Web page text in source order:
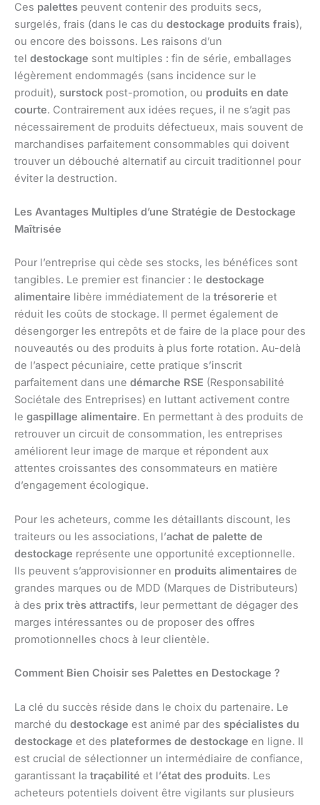
Ces palettes peuvent contenir des produits secs,
surgelés, frais (dans le cas du destockage produits frais),
ou encore des boissons. Les raisons d’un
tel destockage sont multiples : fin de série, emballages
légèrement endommagés (sans incidence sur le
produit), surstock post-promotion, ou produits en date
courte. Contrairement aux idées reçues, il ne s’agit pas
nécessairement de produits défectueux, mais souvent de
marchandises parfaitement consommables qui doivent
trouver un débouché alternatif au circuit traditionnel pour
éviter la destruction.
Les Avantages Multiples d’une Stratégie de Destockage
Maîtrisée
Pour l’entreprise qui cède ses stocks, les bénéfices sont
tangibles. Le premier est financier : le destockage
alimentaire libère immédiatement de la trésorerie et
réduit les coûts de stockage. Il permet également de
désengorger les entrepôts et de faire de la place pour des
nouveautés ou des produits à plus forte rotation. Au-delà
de l’aspect pécuniaire, cette pratique s’inscrit
parfaitement dans une démarche RSE (Responsabilité
Sociétale des Entreprises) en luttant activement contre
le gaspillage alimentaire. En permettant à des produits de
retrouver un circuit de consommation, les entreprises
améliorent leur image de marque et répondent aux
attentes croissantes des consommateurs en matière
d’engagement écologique.
Pour les acheteurs, comme les détaillants discount, les
traiteurs ou les associations, l’achat de palette de
destockage représente une opportunité exceptionnelle.
Ils peuvent s’approvisionner en produits alimentaires de
grandes marques ou de MDD (Marques de Distributeurs)
à des prix très attractifs, leur permettant de dégager des
marges intéressantes ou de proposer des offres
promotionnelles chocs à leur clientèle.
Comment Bien Choisir ses Palettes en Destockage ?
La clé du succès réside dans le choix du partenaire. Le
marché du destockage est animé par des spécialistes du
destockage et des plateformes de destockage en ligne. Il
est crucial de sélectionner un intermédiaire de confiance,
garantissant la traçabilité et l’état des produits. Les
acheteurs potentiels doivent être vigilants sur plusieurs